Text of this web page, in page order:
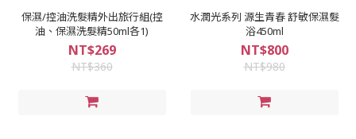
保濕/控油洗髮精外出旅行組(控
油、保濕洗髮精50ml各1)
NT$269
NT$360
水潤光系列 源生青春 舒敏保濕髮
浴450ml
NT$800
NT$980